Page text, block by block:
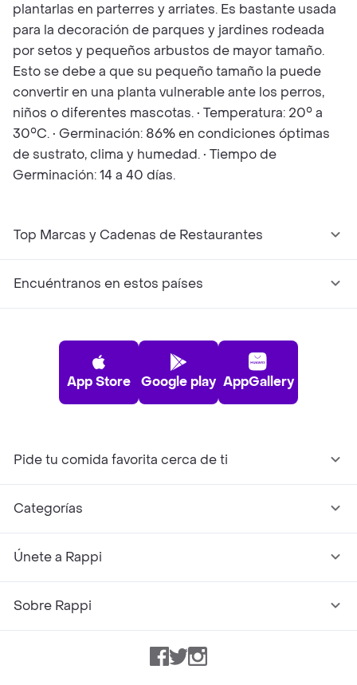
plantarlas en parterres y arriates. Es bastante usada
para la decoración de parques y jardines rodeada
por setos y pequeños arbustos de mayor tamaño.
Esto se debe a que su pequeño tamaño la puede
convertir en una planta vulnerable ante los perros,
niños o diferentes mascotas. • Temperatura: 20° a
30°C. • Germinación: 86% en condiciones óptimas
de sustrato, clima y humedad. • Tiempo de
Germinación: 14 a 40 días.
Top Marcas y Cadenas de Restaurantes
Encuéntranos en estos países
App Store Google play AppGallery
Pide tu comida favorita cerca de ti
Categorías
Únete a Rappi
Sobre Rappi
Facebook
TwitterInstagram